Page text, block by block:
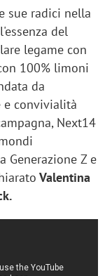
sue radici nella
del
legame con
100% limoni
da
e convivialità
Next14
Generazione Z e
Valentina